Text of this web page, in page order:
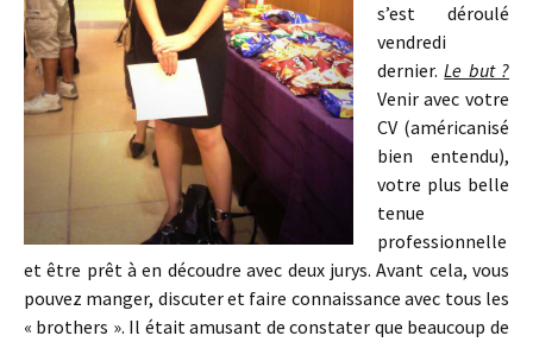
s’est déroulé
vendredi
dernier.Le but ?
Venir avec votre
CV (américanisé
bien entendu),
votre plus belle
tenue
professionnelle
et être prêt à en découdre avec deux jurys. Avant cela, vous
pouvez manger, discuter et faire connaissance avec tous les
« brothers ». Il était amusant de constater que beaucoup de